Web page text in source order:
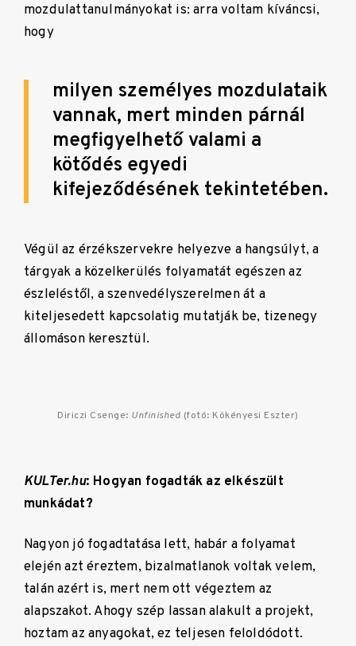
mozdulattanulmányokat is:arra voltam kíváncsi,
hogy
milyen személyes mozdulataik
vannak, mert minden párnál
megfigyelhető valami a
kötődés egyedi
kifejeződésének tekintetében.
Végül az érzékszervekre helyezve a hangsúlyt, a
tárgyak a közelkerülés folyamatát egészen az
észleléstől, a szenvedélyszerelmen át a
kiteljesedett kapcsolatig mutatják be, tizenegy
állomáson keresztül.
Diriczi Csenge: Unfinished (fotó: Kökényesi Eszter)
KULTer.hu: Hogyan fogadták az elkészült
munkádat?
Nagyon jó fogadtatása lett, habár a folyamat
elején azt éreztem, bizalmatlanok voltak velem,
talán azért is, mert nem ott végeztem az
alapszakot. Ahogy szép lassan alakult a projekt,
hoztam az anyagokat, ez teljesen feloldódott.